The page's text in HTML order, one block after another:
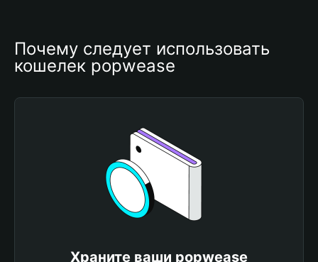
Почему следует использовать
кошелек popwease
Храните ваши popwease